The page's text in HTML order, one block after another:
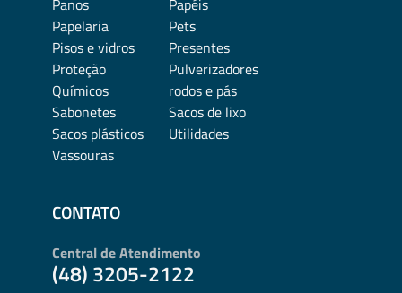
Panos
Papéis
Papelaria
Pets
Pisos e vidros
Presentes
Proteção
Pulverizadores
Químicos
rodos e pás
Sabonetes
Sacos de lixo
Sacos plásticos
Utilidades
Vassouras
CONTATO
Central de Atendimento
(48) 3205-2122